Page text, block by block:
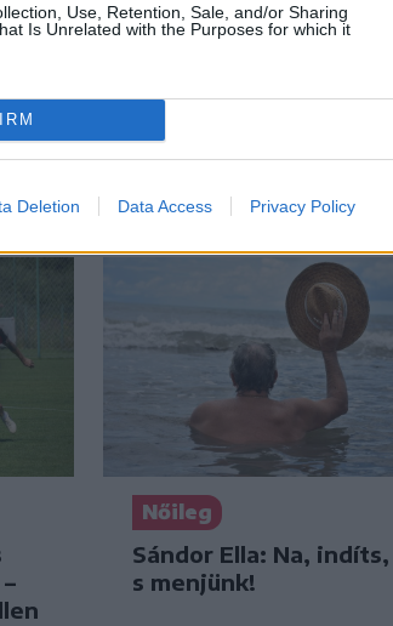
Use, Retention, Sale, and/or Sharing
Is Unrelated with the Purposes for which it
Deletion Data Access Privacy Policy
a
Súlyos veszteség,
eltiltották a Sepsi OSK
Nőileg
Sándor Ella: Na, indíts,
s menjünk!